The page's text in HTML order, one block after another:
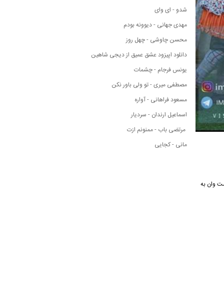
وان به
شدو - ای وای
مهدی جهانی - دیوونه بودم
محسن چاوشی - چهل روز
دانلود اپیزود عشق عمیق از دیجی شاهین
یونس فرجام - چشمات
مصطفی میری - تو ولی باور نکن
مسعود فراهانی - آواره
اسماعیل ارندان - سردیار
مرتضی باب - ممنونم ازت
مانی - کجایی